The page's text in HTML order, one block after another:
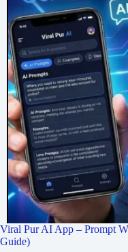
Viral Pur AI App – Prompt
Guide)